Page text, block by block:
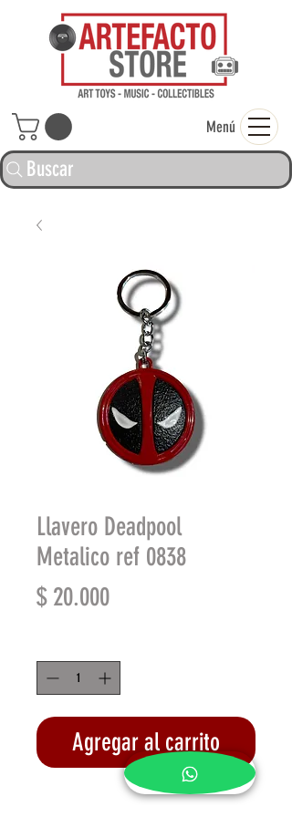
Buscar
Menú
Llavero Deadpool
Metalico ref 0838
$ 20.000Precio
Agregar al carrito
Realizar compra